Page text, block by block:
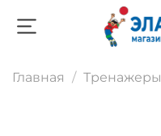
Главная Тренажеры